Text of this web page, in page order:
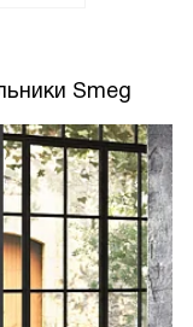
Smeg